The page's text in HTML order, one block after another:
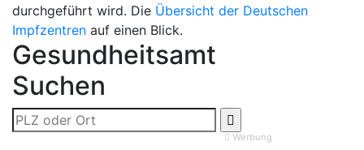
durchgeführt wird. Die Übersicht der Deutschen
Impfzentren auf einen Blick.
Gesundheitsamt
Suchen
Werbung